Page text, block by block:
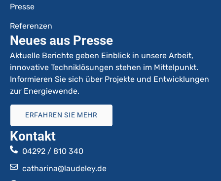
Presse
Referenzen
Neues aus Presse
Aktuelle Berichte geben Einblick in unsere Arbeit,
innovative Techniklösungen stehen im Mittelpunkt.
Informieren Sie sich über Projekte und Entwicklungen
zur Energiewende.
ERFAHREN SIE MEHR
Kontakt
04292 / 810 340
catharina@laudeley.de